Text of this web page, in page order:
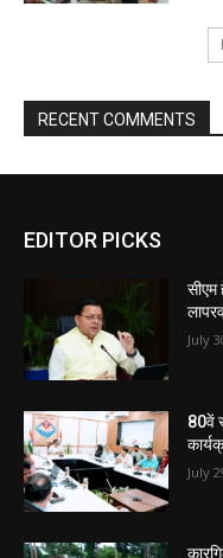
RECENT COMMENTS
EDITOR PICKS
July
80वें
July